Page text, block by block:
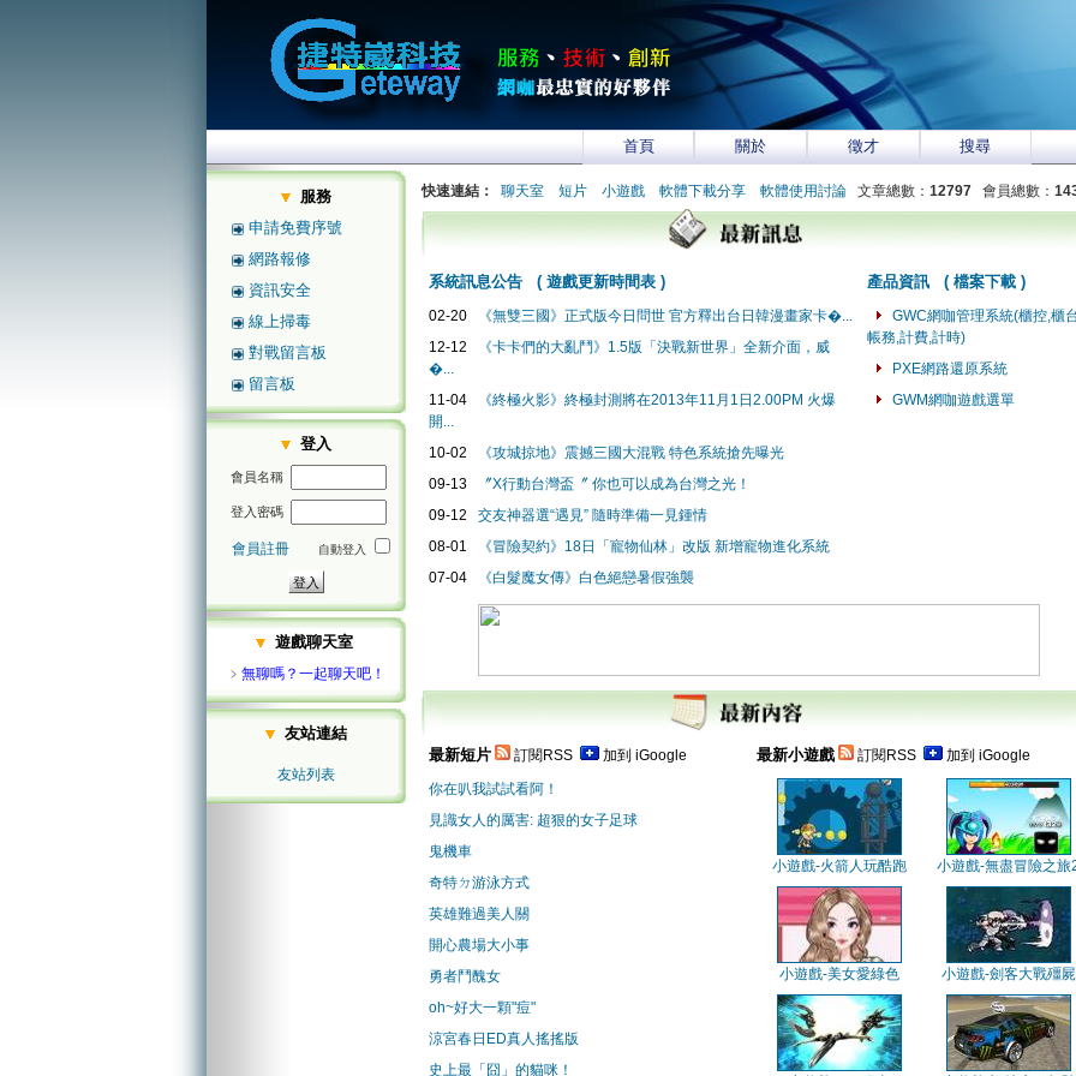
首頁 關於 徵才 搜尋
服務
申請免費序號
網路報修
資訊安全
線上掃毒
對戰留言板
留言板
登入
會員名稱
登入密碼
會員註冊 自動登入
遊戲聊天室
﹥ 無聊嗎？一起聊天吧！
友站連結
友站列表
快速連結： 聊天室 短片 小遊戲 軟體下載分享 軟體使用討論 文章總數： 12797 會員總數：
系統訊息公告 ( 遊戲更新時間表 ) 產品資訊 ( 檔案下載 )
02-20
《無雙三國》正式版今日問世 官方釋出台日韓漫畫家卡�...
12-12
《卡卡們的大亂鬥》1.5版「決戰新世界」全新介面，威
�...
11-04
《終極火影》終極封測將在2013年11月1日2.00PM 火爆
開...
10-02
《攻城掠地》震撼三國大混戰 特色系統搶先曝光
09-13
〞X行動台灣盃〞 你也可以成為台灣之光！
09-12 交友神器選“遇見” 隨時準備一見鍾情
08-01
《冒險契約》18日「寵物仙林」改版 新增寵物進化系統
07-04
《白髮魔女傳》白色絕戀暑假強襲
GWC網咖管理系統(櫃控,櫃
帳務,計費,計時)
PXE網路還原系統
GWM網咖遊戲選單
最新短片 訂閱RSS 加到 iGoogle 最新小遊戲 訂閱RSS
加到 iGoogle
你在叭我試試看阿！
見識女人的厲害: 超狠的女子足球
鬼機車
奇特ㄉ游泳方式
英雄難過美人關
開心農場大小事
勇者鬥醜女
oh~好大一顆"痘"
涼宮春日ED真人搖搖版
史上最「囧」的貓咪！
小遊戲-火箭人玩酷跑 小遊戲-無盡冒險之旅
小遊戲-美女愛綠色 小遊戲-劍客大戰殭屍